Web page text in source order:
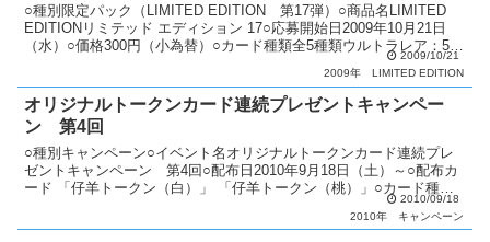
○種別限定パック（LIMITED EDITION 第17弾）○商品名LIMITED
EDITIONリミテッド エディション 17○応募開始日2009年10月21日
（水）○価格300円（小為替）○カード種類全5種類ウルトラレア：5種
2009/10/21
2009年
LIMITED EDITION
オリジナルトークンカード連続プレゼントキャンペー
ン 第4回
○種別キャンペーン○イベント名オリジナルトークンカード連続プレ
ゼントキャンペーン 第4回○配布日2010年9月18日（土）～○配布カ
ード 「仔羊トークン（白）」 「仔羊トークン（桃）」○カード種類
2010/09/18
2010年
キャンペーン